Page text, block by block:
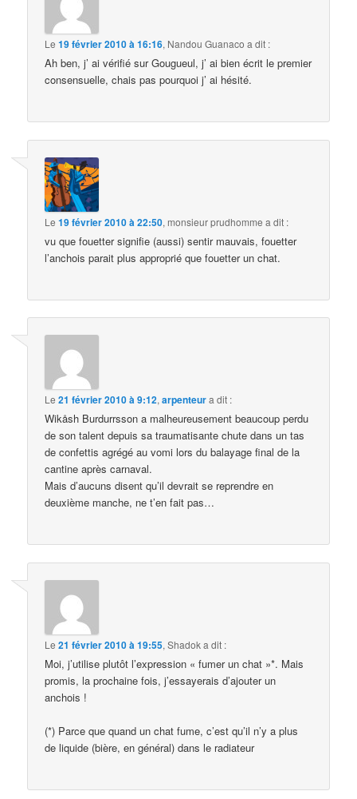
Le19 février 2010 à 16:16, Nandou Guanaco a dit :
Ah ben, j’ ai vérifié sur Gougueul, j’ ai bien écrit le premier
consensuelle, chais pas pourquoi j’ ai hésité.
Le19 février 2010 à 22:50, monsieur prudhomme a dit :
vu que fouetter signifie (aussi) sentir mauvais, fouetter
l’anchois parait plus approprié que fouetter un chat.
Le21 février 2010 à 9:12,arpenteura dit :
Wikåsh Burdurrsson a malheureusement beaucoup perdu
de son talent depuis sa traumatisante chute dans un tas
de confettis agrégé au vomi lors du balayage final de la
cantine après carnaval.
Mais d’aucuns disent qu’il devrait se reprendre en
deuxième manche, ne t’en fait pas…
Le21 février 2010 à 19:55,Shadoka dit :
Moi, j’utilise plutôt l’expression « fumer un chat »*. Mais
promis, la prochaine fois, j’essayerais d’ajouter un
anchois !
(*) Parce que quand un chat fume, c’est qu’il n’y a plus
de liquide (bière, en général) dans le radiateur